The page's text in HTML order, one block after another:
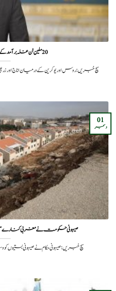
20 ملین ٹن غلہ برآمد کے لیے تیار ہے:یوکرین
سچ خبریں:روس اور یوکرین کے درمیان اناج
صیہونی حکومت نے مغربی کنارے میں
سچ خبریں: صیہونی حکام نے صیہونی
01
دسمبر